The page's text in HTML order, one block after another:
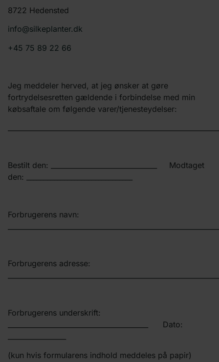
8722 Hedensted
info@silkeplanter.dk
+45 75 89 22 66
Jeg meddeler herved, at jeg ønsker at gøre
fortrydelsesretten gældende i forbindelse med min
købsaftale om følgende varer/tjenesteydelser:
Bestilt den: _______________________________ Modtaget
den: _______________________________
Forbrugerens navn:
Forbrugerens adresse:
Forbrugerens underskrift:
_________________________________________ Dato:
(kun hvis formularens indhold meddeles på papir)